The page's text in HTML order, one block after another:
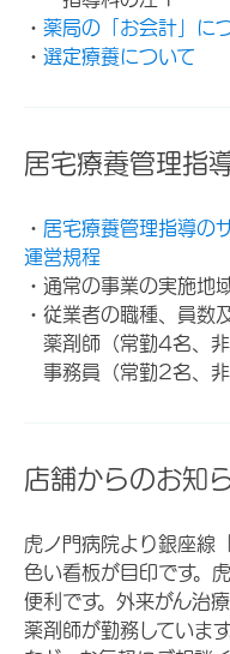
・ 薬局の「お会計」に
・ 選定療養について
居宅療養管理指
・ 居宅療養管理指導の
運営規程
・通常の事業の実施
・従業者の職種、員数
薬剤師（常勤4名、非
事務員（常勤2名、非
店舗からのお知
虎ノ門病院より銀座線
色い看板が目印です。
便利です。外来がん治
薬剤師が勤務していま